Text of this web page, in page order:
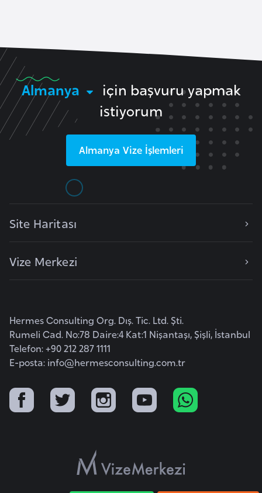
Almanya
için başvuru yapmak
istiyorum
Almanya Vize İşlemleri
Site Haritası
Vize Merkezi
Hermes Consulting Org. Dış. Tic. Ltd. Şti.
Rumeli Cad. No:78 Daire:4 Kat:1 Nişantaşı, Şişli, İstanbul
Telefon: +90 212 287 1111
E-posta: info@hermesconsulting.com.tr
s
t
a
n
a
s
Ç
a
d
Ç
e
k